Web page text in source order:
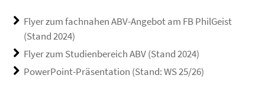
Flyer zum fachnahen ABV-Angebot am FB PhilGeist
(Stand 2024)
Flyer zum Studienbereich ABV (Stand 2024)
PowerPoint-Präsentation (Stand: WS 25/26)